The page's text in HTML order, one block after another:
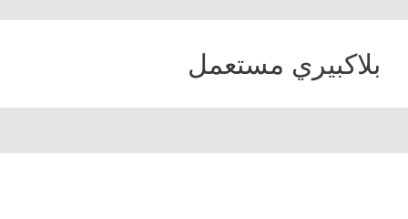
بلاكبيري مستعمل